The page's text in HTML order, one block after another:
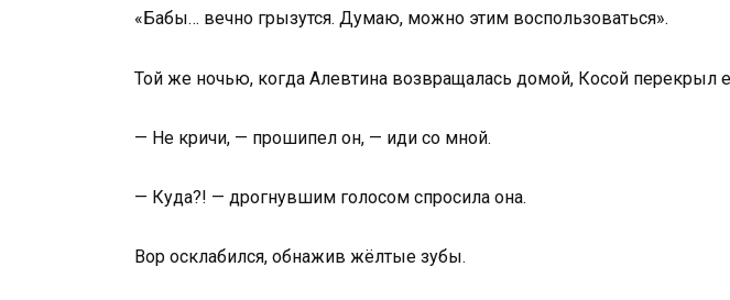
«Бабы… вечно грызутся. Думаю, можно этим воспользоваться».
Той же ночью, когда Алевтина возвращалась домой, Косой перекрыл
— Не кричи, — прошипел он, — иди со мной.
— Куда?! — дрогнувшим голосом спросила она.
Вор осклабился, обнажив жёлтые зубы.